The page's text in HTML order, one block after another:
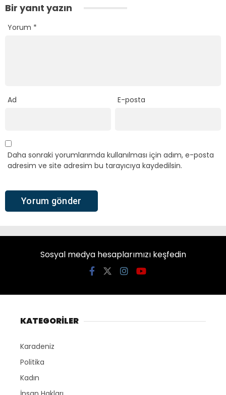
Bir yanıt yazın
Yorum *
Ad E-posta
Daha sonraki yorumlarımda kullanılması için adım, e-posta
adresim ve site adresim bu tarayıcıya kaydedilsin.
Sosyal medya hesaplarımızı keşfedin
KATEGORİLER
Karadeniz
Politika
Kadın